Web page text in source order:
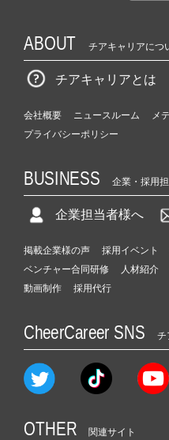
ABOUT チアキャリアにつ
チアキャリアとは
会社概要 ニュースルーム
メ
プライバシーポリシー
BUSINESS 企業・採用
企業担当者様へ
掲載企業様の声 採用イベント
ベンチャー合同研修
人材紹介
動画制作
採用代行
CheerCareer SNS チ
OTHER 関連サイト